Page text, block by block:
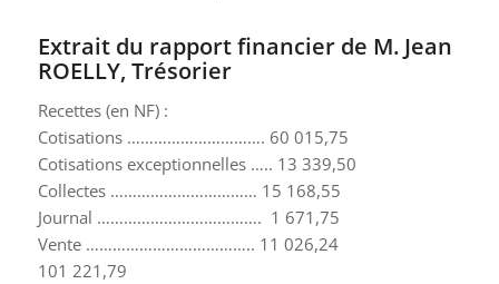
Extrait du rapport financier de M. Jean
ROELLY, Trésorier
Recettes (en NF) :
Cotisations …………………………. 60 015,75
Cotisations exceptionnelles ….. 13 339,50
Collectes …………………………… 15 168,55
Journal ………………………………. 1 671,75
Vente ……………………………….. 11 026,24
101 221,79